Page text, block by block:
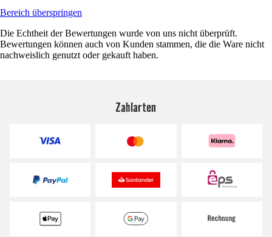
Bereich überspringen
Die Echtheit der Bewertungen wurde von uns nicht überprüft.
Bewertungen können auch von Kunden stammen, die die Ware nicht
nachweislich genutzt oder gekauft haben.
Zahlarten